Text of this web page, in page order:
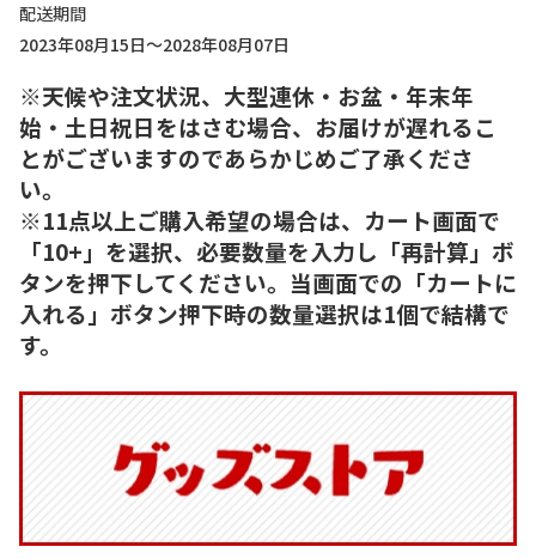
配送期間
2023年08月15日～2028年08月07日
※天候や注文状況、大型連休・お盆・年末年
始・土日祝日をはさむ場合、お届けが遅れるこ
とがございますのであらかじめご了承くださ
い。
※11点以上ご購入希望の場合は、カート画面で
「10+」を選択、必要数量を入力し「再計算」ボ
タンを押下してください。当画面での「カートに
入れる」ボタン押下時の数量選択は1個で結構で
す。